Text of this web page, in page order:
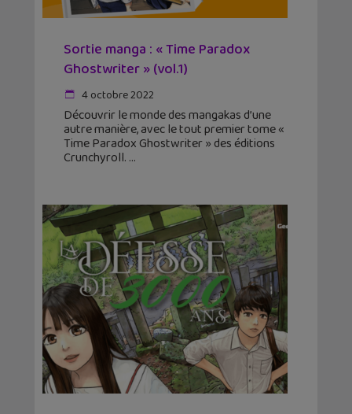
Sortie manga : « Time Paradox
Ghostwriter » (vol.1)
4 octobre 2022
Découvrir le monde des mangakas d’une
autre manière, avec le tout premier tome «
Time Paradox Ghostwriter » des éditions
Crunchyroll.